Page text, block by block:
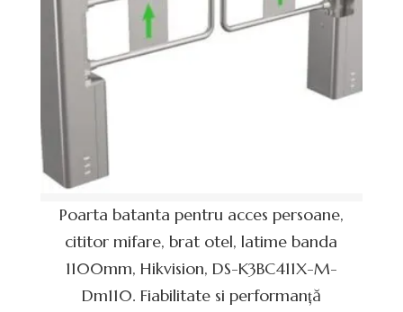
Poarta batanta pentru acces persoane,
cititor mifare, brat otel, latime banda
1100mm, Hikvision, DS-K3BC411X-M-
Dm110. Fiabilitate si performanță